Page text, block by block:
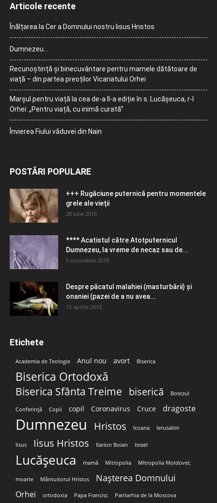
Articole recente
Înălțarea la Cer a Domnului nostru Iisus Hristos
Dumnezeu…
Recunoștință și binecuvântare pentru mamele dătătoare de
viață – din partea preoților Vicariatului Orhei
Marșul pentru viață la cea de-a II-a ediție în s. Lucășeuca, r-l
Orhei: „Pentru viață, cu inimă curată”
Învierea Fiului văduvei din Nain
POSTĂRI POPULARE
+++ Rugăciune puternică pentru momentele
grele ale vieţii
28 iulie 2010
**** Acatistul către Atotputernicul
Dumnezeu, la vreme de necaz sau de...
5 octombrie 2010
Despre păcatul malahiei (masturbării) şi
onaniei (pazei de a nu avea...
15 aprilie 2010
Etichete
Academia de Teologie Anul nou avort Biserica
Biserica Ortodoxă
Biserica Sfânta Treime biserică Botezul
Conferință Copii copil Coronavirus Cruce dragoste
Dumnezeu Hristos Icoana Ierusalim
Iisus Iisus Hristos Ilarion Boian Israel
Lucășeuca mamă Mitropolia Mitropolia Moldovei;
moarte Mântuitorul Hristos Nașterea Domnului
Orhei ortodoxia Papa Francisc Patriarhia de la Moscova